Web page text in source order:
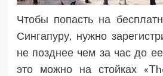
Чтобы попасть на
Сингапуру, нужно
не позднее чем за час до
это можно на стойках